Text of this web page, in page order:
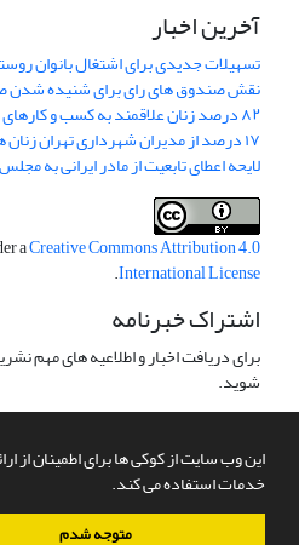
این وب سایت از کوکی ها برای اطمینان از
خدمات استفاده می کند.
متوجه شدم
آخرین اخبار
تسهیلات جدیدی برای اشتغال بانوان
نقش صندوق های رای برای شنیده شدن
۸۲ درصد زنان علاقمند به کسب و کارهای خانگی
۱۷ درصد از مدیران شهرداری تهران زنان هستند
لایحه اعطای تابعیت از مادر ایرانی به
aCreative Commons Attribution 4.0
International License
.
اشتراک خبرنامه
برای دریافت اخبار و اطلاعیه های مهم
شوید.